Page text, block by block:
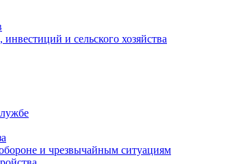
и сельского хозяйства
и чрезвычайным ситуациям